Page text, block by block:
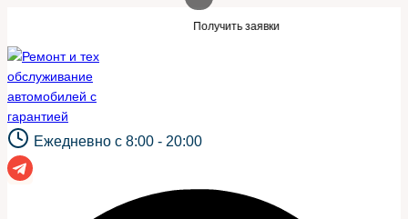
содержимому
Нужны заявки для
Ежедневно с 8:00 - 20:00